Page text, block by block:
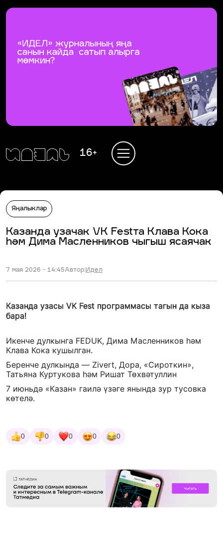
16+
Яңалыклар
Казанда узачак VK Festта Клава Кока
һәм Дима Масленников чыгыш ясаячак
7 мая 2026 - 14:45Автор:Идел
Казанда узасы VK Fest программасы тагын да кыза
бара!
Икенче дулкынга FEDUK, Дима Масленников һәм
Клава Кока кушылган.
Беренче дулкында — Zivert, Дора, «Сироткин»,
Татьяна Куртукова һәм Ришат Төхвәтуллин
7 июньдә «Казан» гаилә үзәге янында зур тусовка
көтелә.
0 0 0 0 0